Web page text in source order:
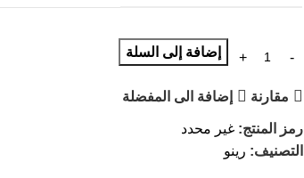
إضافة إلى السلة
مقارنة إضافة الى المفضلة
رمز المنتج: غير محدد
التصنيف: رينو